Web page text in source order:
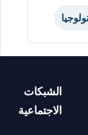
الشبكات
الاجتماعية